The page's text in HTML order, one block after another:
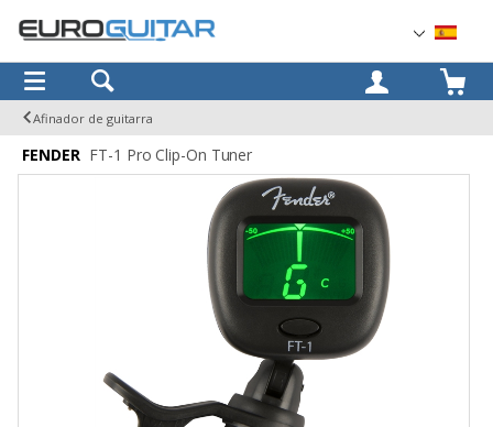
OK
Afinador de guitarra
FENDER FT-1 Pro Clip-On Tuner